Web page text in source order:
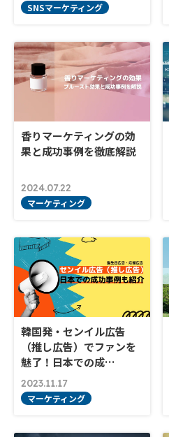
SNSマーケティング
香りマーケティングの効
果と成功事例を徹底解説
2024.07.22
マーケティング
韓国発・センイル広告
（推し広告）でファンを
魅了！日本での成…
2023.11.17
マーケティング